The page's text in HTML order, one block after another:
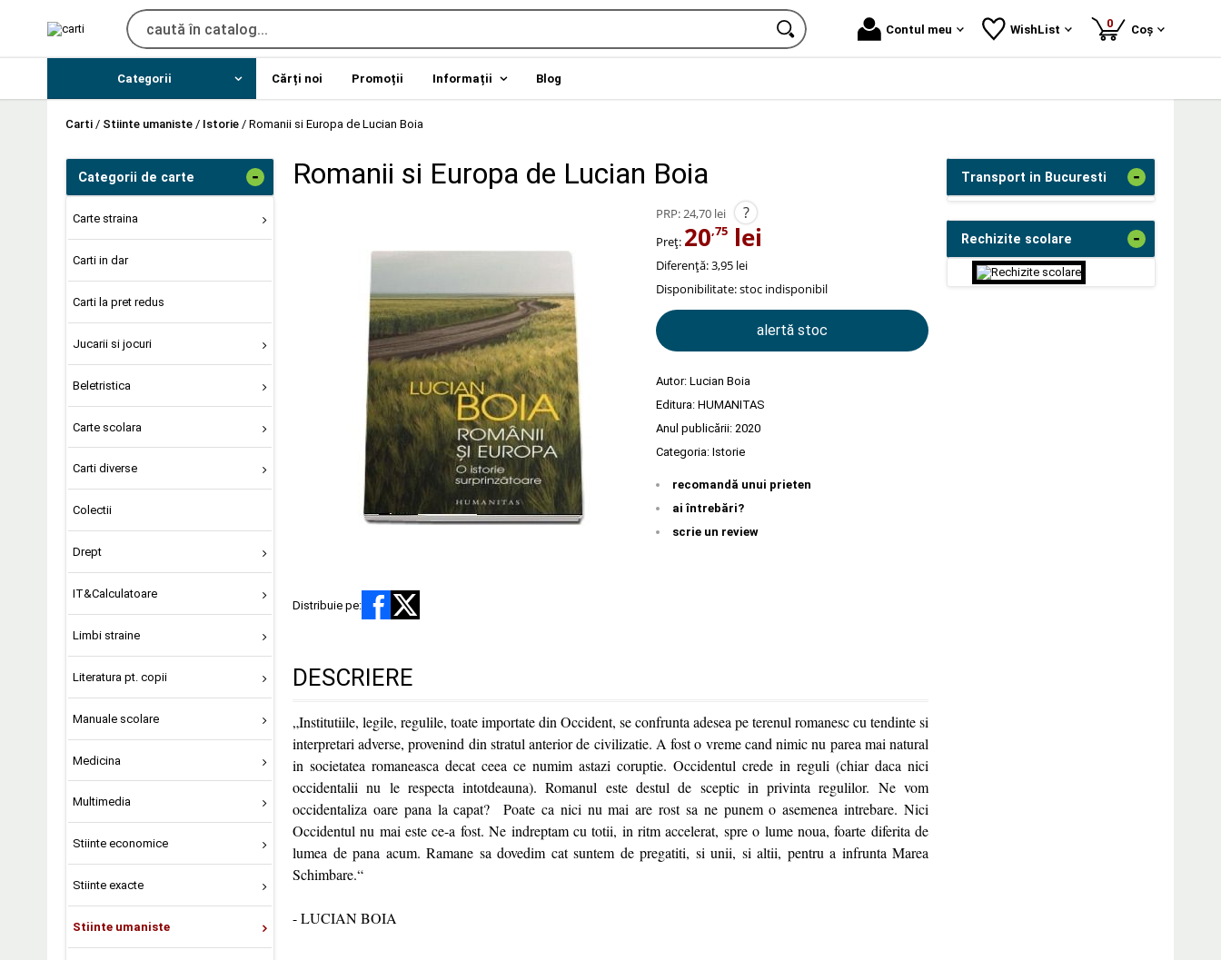
Contul meu WishList 0produse
Coș
Categorii Cărți noi Promoții Informații Blog
Carti / Stiinte umaniste / Istorie / Romanii si Europa de Lucian Boia
Categorii de carte -
Carte straina
Carti in dar
Carti la pret redus
Jucarii si jocuri
Beletristica
Carte scolara
Carti diverse
Colectii
Drept
IT&Calculatoare
Limbi straine
Literatura pt. copii
Manuale scolare
Medicina
Multimedia
Stiinte economice
Stiinte exacte
Stiinte umaniste
Romanii si Europa de Lucian Boia
PRP:24,70 lei ?
Preț: 20,75 lei
Diferență: 3,95 lei
Disponibilitate:stoc indisponibil
alertă stoc
Autor: Lucian Boia
Editura: HUMANITAS
Anul publicării: 2020
Categoria: Istorie
recomandă unui prieten
ai întrebări?
scrie un review
Distribuie pe:
DESCRIERE
„Institutiile, legile, regulile, toate importate din Occident, se confrunta adesea pe terenul romanesc cu tendinte si
interpretari adverse, provenind din stratul anterior de civilizatie. A fost o vreme cand nimic nu parea mai natural
in societatea romaneasca decat ceea ce numim astazi coruptie. Occidentul crede in reguli (chiar daca nici
occidentalii nu le respecta intotdeauna). Romanul este destul de sceptic in privinta regulilor. Ne vom
occidentaliza oare pana la capat? Poate ca nici nu mai are rost sa ne punem o asemenea intrebare. Nici
Occidentul nu mai este ce-a fost. Ne indreptam cu totii, in ritm accelerat, spre o lume noua, foarte diferita de
lumea de pana acum. Ramane sa dovedim cat suntem de pregatiti, si unii, si altii, pentru a infrunta Marea
Schimbare.“
- LUCIAN BOIA
Transport in Bucuresti -
Rechizite scolare -